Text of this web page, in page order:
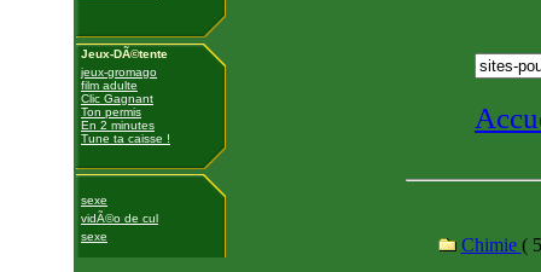
Jeux-DÃ©tente
jeux-gromago
film adulte
Clic Gagnant
Ton permis
En 2 minutes
Tune ta caisse !
sexe
vidÃ©o de cul
sexe
Chimie (